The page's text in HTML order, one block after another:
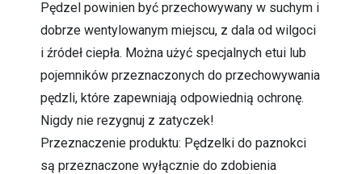
Pędzel powinien być przechowywany w suchym i
dobrze wentylowanym miejscu, z dala od wilgoci
i źródeł ciepła. Można użyć specjalnych etui lub
pojemników przeznaczonych do przechowywania
pędzli, które zapewniają odpowiednią ochronę.
Nigdy nie rezygnuj z zatyczek!
Przeznaczenie produktu: Pędzelki do paznokci
są przeznaczone wyłącznie do zdobienia